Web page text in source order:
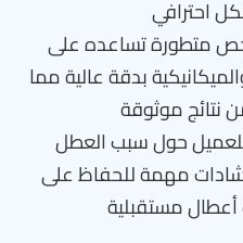
احترافي
متطورة تساعده على
بدقة عالية مما
موثوقة
للعميل حول سبب العطل
مهمة للحفاظ على
أعطال مستقبلية